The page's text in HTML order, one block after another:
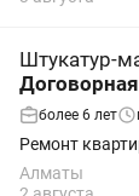
Штукатур-
Договорная
более 6 лет
Ремонт
Алматы